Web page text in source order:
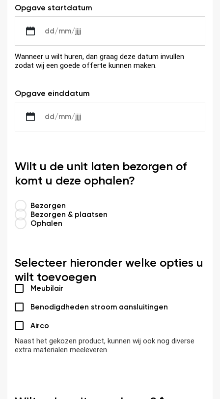
Opgave startdatum
slash
MM
slash
Wanneer u wilt huren, dan graag deze datum invullen
zodat wij een goede offerte kunnen maken.
Opgave einddatum
slash
Wilt u de unit laten bezorgen of
komt u deze ophalen?
Bezorgen
Bezorgen & plaatsen
Ophalen
Selecteer hieronder welke opties u
wilt toevoegen
Meubilair
Benodigdheden stroom aansluitingen
Airco
Naast het gekozen product, kunnen wij ook nog diverse
extra materialen meeleveren.